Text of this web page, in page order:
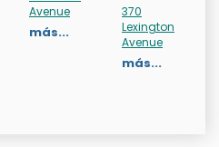
Avenue
más...
370
Lexington
Avenue
más...